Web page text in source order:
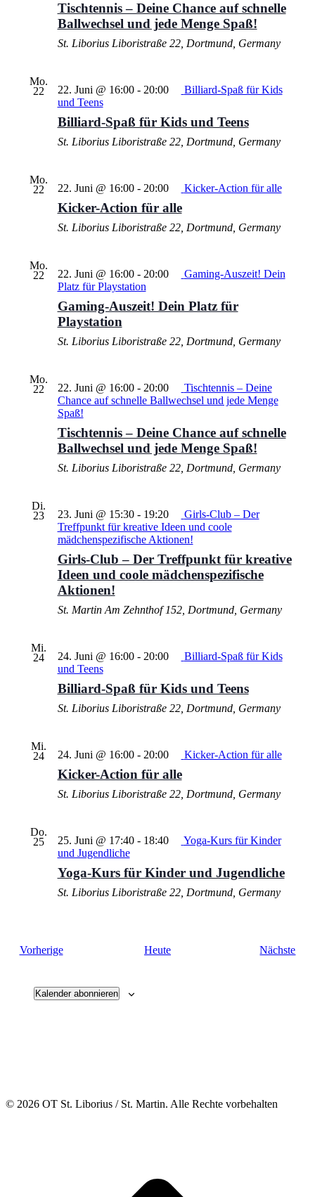
Tischtennis – Deine Chance auf schnelle
Ballwechsel und jede Menge Spaß!
St. Liborius Liboristraße 22, Dortmund, Germany
Mo.
22
22. Juni @ 16:00- 20:00
Billiard-Spaß für Kids
und Teens
Billiard-Spaß für Kids und Teens
St. Liborius Liboristraße 22, Dortmund, Germany
Mo.
22
22. Juni @ 16:00- 20:00 Kicker-Action für alle
Kicker-Action für alle
St. Liborius Liboristraße 22, Dortmund, Germany
Mo.
22
22. Juni @ 16:00- 20:00
Gaming-Auszeit! Dein
Platz für Playstation
Gaming-Auszeit! Dein Platz für
Playstation
St. Liborius Liboristraße 22, Dortmund, Germany
Mo.
22
22. Juni @ 16:00- 20:00
Tischtennis – Deine
Chance auf schnelle Ballwechsel und jede Menge
Spaß!
Tischtennis – Deine Chance auf schnelle
Ballwechsel und jede Menge Spaß!
St. Liborius Liboristraße 22, Dortmund, Germany
Di.
23
23. Juni @ 15:30- 19:20
Girls-Club – Der
Treffpunkt für kreative Ideen und coole
mädchenspezifische Aktionen!
Girls-Club – Der Treffpunkt für kreative
Ideen und coole mädchenspezifische
Aktionen!
St. Martin Am Zehnthof 152, Dortmund, Germany
Mi.
24
24. Juni @ 16:00- 20:00
Billiard-Spaß für Kids
und Teens
Billiard-Spaß für Kids und Teens
St. Liborius Liboristraße 22, Dortmund, Germany
Mi.
24
24. Juni @ 16:00- 20:00 Kicker-Action für alle
Kicker-Action für alle
St. Liborius Liboristraße 22, Dortmund, Germany
Do.
25
25. Juni @ 17:40- 18:40
Yoga-Kurs für Kinder
und Jugendliche
Yoga-Kurs für Kinder und Jugendliche
St. Liborius Liboristraße 22, Dortmund, Germany
VorherigeVeranstaltungen Heute Nächste
Kalender abonnieren
© 2026 OT St. Liborius / St. Martin. Alle Rechte vorbehalten